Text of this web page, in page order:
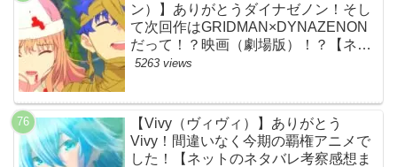
ン）】ありがとうダイナゼノン！そし
て次回作はGRIDMAN×DYNAZENON
だって！？映画（劇場版）！？【ネッ
トの考察ネタバレ感想まとめ・最終
5263 views
【Vivy（ヴィヴィ）】ありがとう
Vivy！間違いなく今期の覇権アニメで
した！【ネットのネタバレ考察感想ま